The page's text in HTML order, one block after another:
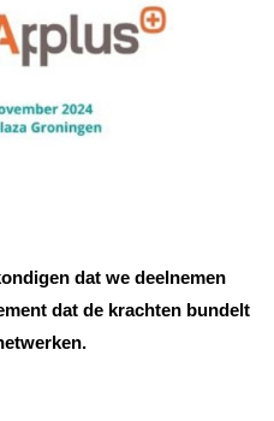
dat we deelnemen
dat de krachten bundelt